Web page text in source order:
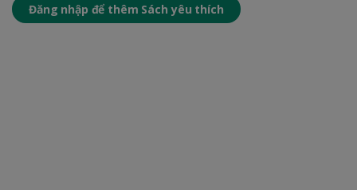
Đăng nhập để thêm Sách yêu thích